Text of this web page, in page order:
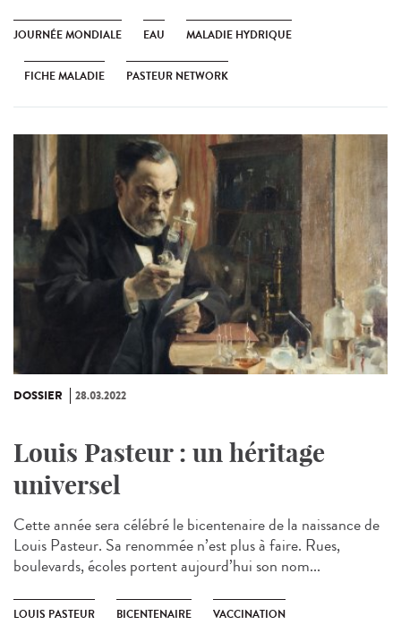
JOURNÉE MONDIALE EAU MALADIE HYDRIQUE
FICHE MALADIE PASTEUR NETWORK
DOSSIER 28.03.2022
Louis Pasteur : un héritage
universel
Cette année sera célébré le bicentenaire de la naissance de
Louis Pasteur. Sa renommée n’est plus à faire. Rues,
boulevards, écoles portent aujourd’hui son nom...
LOUIS PASTEUR BICENTENAIRE VACCINATION